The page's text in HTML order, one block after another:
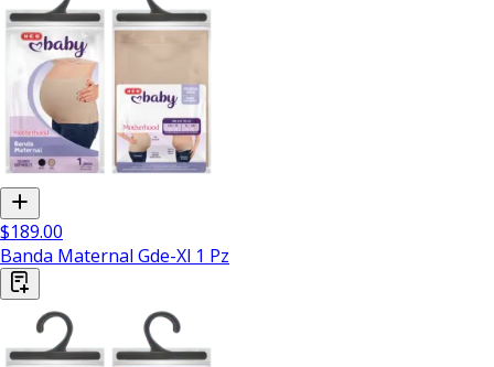
$189.00
Banda Maternal Gde-Xl 1 Pz